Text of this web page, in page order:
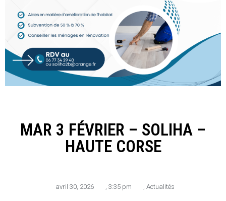
MAR 3 FÉVRIER – SOLIHA –
HAUTE CORSE
avril 30, 2026 3:35 pm Actualités